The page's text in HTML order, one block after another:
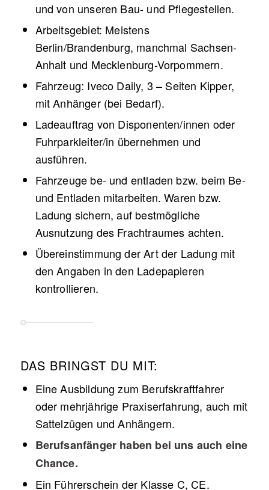
und von unseren Bau- und Pflegestellen.
Arbeitsgebiet: Meistens
Berlin/Brandenburg, manchmal Sachsen-
Anhalt und Mecklenburg-Vorpommern.
Fahrzeug: Iveco Daily, 3 – Seiten Kipper,
mit Anhänger (bei Bedarf).
Ladeauftrag von Disponenten/innen oder
Fuhrparkleiter/in übernehmen und
ausführen.
Fahrzeuge be- und entladen bzw. beim Be-
und Entladen mitarbeiten. Waren bzw.
Ladung sichern, auf bestmögliche
Ausnutzung des Frachtraumes achten.
Übereinstimmung der Art der Ladung mit
den Angaben in den Ladepapieren
kontrollieren.
DAS BRINGST DU MIT:
Eine Ausbildung zum Berufskraftfahrer
oder mehrjährige Praxiserfahrung, auch mit
Sattelzügen und Anhängern.
Berufsanfänger haben bei uns auch eine
Chance.
Ein Führerschein der Klasse C, CE.